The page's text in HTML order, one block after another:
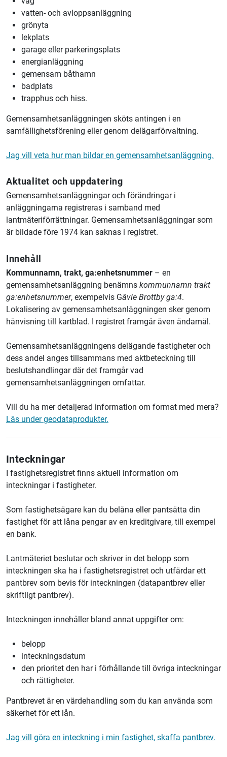
vatten- och avloppsanläggning
grönyta
lekplats
garage eller parkeringsplats
energianläggning
gemensam båthamn
badplats
trapphus och hiss.
Gemensamhetsanläggningen sköts antingen i en
samfällighetsförening eller genom delägarförvaltning.
Jag vill veta hur man bildar en gemensamhetsanläggning.
Aktualitet och uppdatering
Gemensamhetsanläggningar och förändringar i
anläggningarna registreras i samband med
lantmäteriförrättningar. Gemensamhetsanläggningar som
är bildade före 1974 kan saknas i registret.
Innehåll
Kommunnamn, trakt, ga:enhetsnummer – en
gemensamhetsanläggning benämns kommunnamn trakt
ga:enhetsnummer, exempelvis Gävle Brottby ga:4.
Lokalisering av gemensamhetsanläggningen sker genom
hänvisning till kartblad. I registret framgår även ändamål.
Gemensamhetsanläggningens delägande fastigheter och
dess andel anges tillsammans med aktbeteckning till
beslutshandlingar där det framgår vad
gemensamhetsanläggningen omfattar.
Vill du ha mer detaljerad information om format med mera?
Läs under geodataprodukter.
Inteckningar
I fastighetsregistret finns aktuell information om
inteckningar i fastigheter.
Som fastighetsägare kan du belåna eller pantsätta din
fastighet för att låna pengar av en kreditgivare, till exempel
en bank.
Lantmäteriet beslutar och skriver in det belopp som
inteckningen ska ha i fastighetsregistret och utfärdar ett
pantbrev som bevis för inteckningen (datapantbrev eller
skriftligt pantbrev).
Inteckningen innehåller bland annat uppgifter om:
belopp
inteckningsdatum
den prioritet den har i förhållande till övriga inteckningar
och rättigheter.
Pantbrevet är en värdehandling som du kan använda som
säkerhet för ett lån.
Jag vill göra en inteckning i min fastighet, skaffa pantbrev.